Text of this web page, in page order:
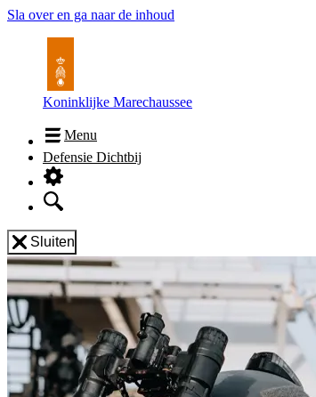
Sla over en ga naar de inhoud
Koninklijke Marechaussee
Menu
Defensie Dichtbij
Sluiten